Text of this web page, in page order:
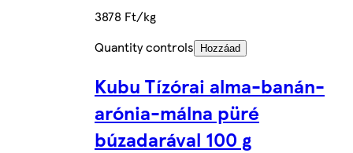
3878 Ft/kg
Quantity controls
Hozzáad
Kubu Tízórai alma-banán-
arónia-málna püré
búzadarával 100 g